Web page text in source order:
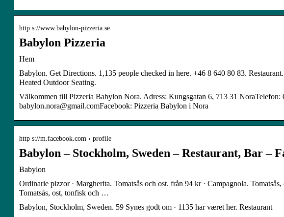
http s://www.babylon-pizzeria.se
Babylon Pizzeria
Hem
Babylon. Get Directions. 1,135 people checked in here. +46 8 640 80 83.
Heated Outdoor Seating.
Välkommen till Pizzeria Babylon Nora. Adress: Kungsgatan 6, 713 31 NoraTelefon:
babylon.nora@gmail.comFacebook: Pizzeria Babylon i Nora
http s://m.facebook.com › profile
Babylon – Stockholm, Sweden – Restaurant, Bar –
Babylon
Ordinarie pizzor · Margherita. Tomatsås och ost. från 94 kr · Campagnola.
Tomatsås, ost, tonfisk och …
Babylon, Stockholm, Sweden. 59 Synes godt om · 1135 har været her. Restaurant